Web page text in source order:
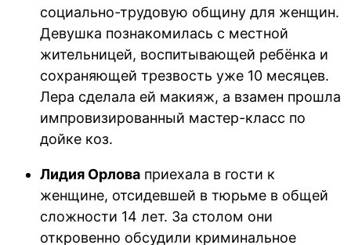
социально-трудовую общину для женщин.
Девушка познакомилась с местной
жительницей, воспитывающей ребёнка и
сохраняющей трезвость уже 10 месяцев.
Лера сделала ей макияж, а взамен прошла
импровизированный мастер-класс по
дойке коз.
Лидия Орлова приехала в гости к
женщине, отсидевшей в тюрьме в общей
сложности 14 лет. За столом они
откровенно обсудили криминальное